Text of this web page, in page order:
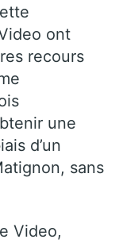
ont
recours
une
d’un
sans
Video,